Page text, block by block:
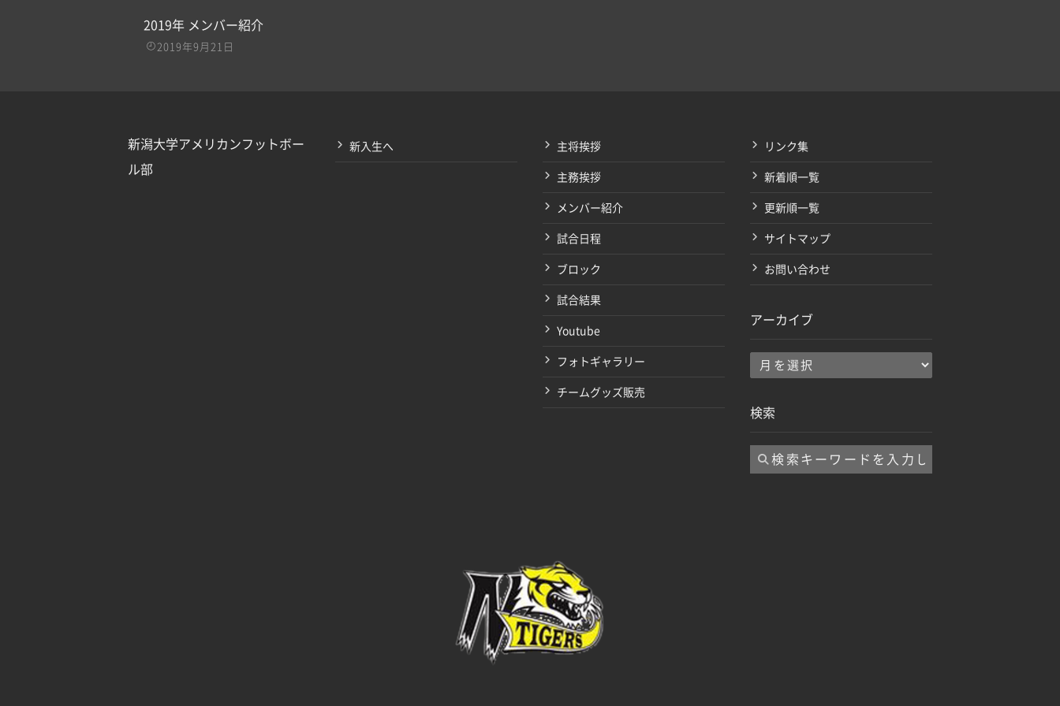
2019年 メンバー紹介
2019年9月21日
新潟大学アメリカンフットボー
ル部
新入生へ 主将挨拶
主務挨拶
メンバー紹介
試合日程
ブロック
試合結果
Youtube
フォトギャラリー
チームグッズ販売
リンク集
新着順一覧
更新順一覧
サイトマップ
お問い合わせ
アーカイブ
ア
カ
ブ
検索